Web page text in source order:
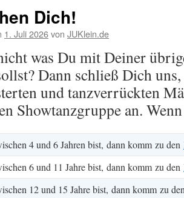
Dich!
1. Juli 2026von JUKlein.de
was Du mit Deiner
Dann schließ Dich
und tanzverrückten
Showtanzgruppe an.
4 und 6 Jahren bist, dann komm zu den
6 und 11 Jahre bist, dann komm zu den
12 und 15 Jahre bist, dann komm zu